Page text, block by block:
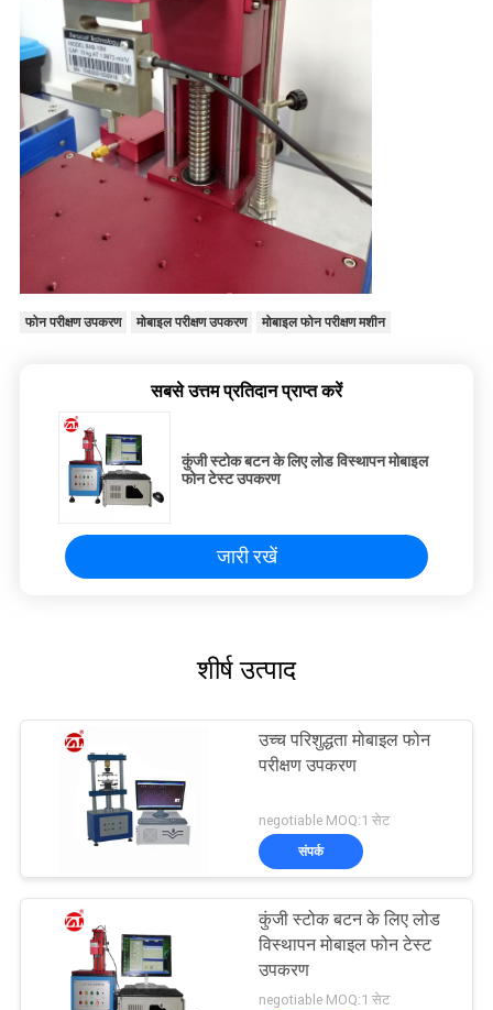
फोन परीक्षण उपकरण मोबाइल परीक्षण उपकरण मोबाइल फोन परीक्षण मशीन
सबसे उत्तम प्रतिदान प्राप्त करें
कुंजी स्टोक बटन के लिए लोड विस्थापन मोबाइल
फोन टेस्ट उपकरण
जारी रखें
शीर्ष उत्पाद
उच्च परिशुद्धता मोबाइल फोन
परीक्षण उपकरण
negotiable MOQ:1 सेट
संपर्क
कुंजी स्टोक बटन के लिए लोड
विस्थापन मोबाइल फोन टेस्ट
उपकरण
negotiable MOQ:1 सेट